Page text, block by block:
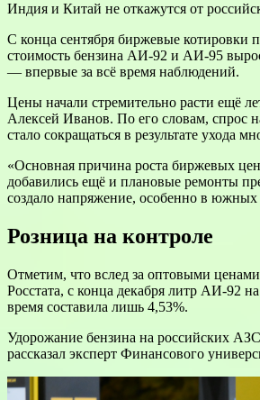
Индия и Китай не откажутся от
С конца сентября биржевые котировки
стоимость бензина АИ-92 и АИ-95
— впервые за всё время наблюдений.
Цены начали стремительно расти ещё
Алексей Иванов. По его словам, спрос
стало сокращаться в результате ухода
«Основная причина роста биржевых
добавились ещё и плановые ремонты
создало напряжение, особенно в
Розница на контроле
Отметим, что вслед за оптовыми
Росстата, с конца декабря литр АИ-92
время составила лишь 4,53%.
Удорожание бензина на российских
рассказал эксперт Финансового